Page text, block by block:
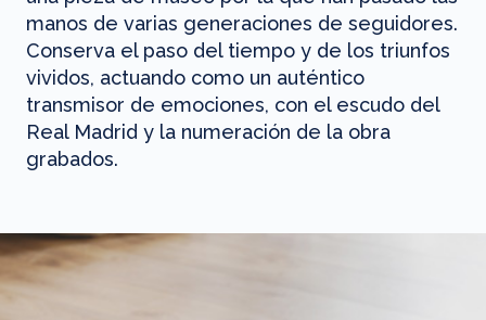
manos de varias generaciones de seguidores.
Conserva el paso del tiempo y de los triunfos
vividos, actuando como un auténtico
transmisor de emociones, con el escudo del
Real Madrid y la numeración de la obra
grabados.